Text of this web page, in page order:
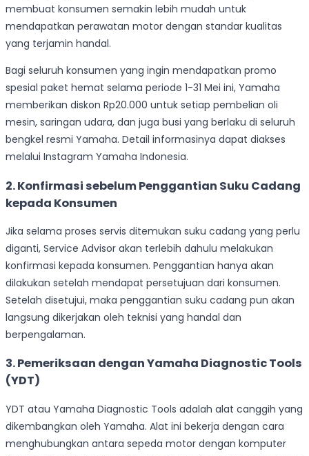
membuat konsumen semakin lebih mudah untuk
mendapatkan perawatan motor dengan standar kualitas
yang terjamin handal.
Bagi seluruh konsumen yang ingin mendapatkan promo
spesial paket hemat selama periode 1-31 Mei ini, Yamaha
memberikan diskon Rp20.000 untuk setiap pembelian oli
mesin, saringan udara, dan juga busi yang berlaku di seluruh
bengkel resmi Yamaha. Detail informasinya dapat diakses
melalui Instagram Yamaha Indonesia.
2. Konfirmasi sebelum Penggantian Suku Cadang
kepada Konsumen
Jika selama proses servis ditemukan suku cadang yang perlu
diganti, Service Advisor akan terlebih dahulu melakukan
konfirmasi kepada konsumen. Penggantian hanya akan
dilakukan setelah mendapat persetujuan dari konsumen.
Setelah disetujui, maka penggantian suku cadang pun akan
langsung dikerjakan oleh teknisi yang handal dan
berpengalaman.
3. Pemeriksaan dengan Yamaha Diagnostic Tools
(YDT)
YDT atau Yamaha Diagnostic Tools adalah alat canggih yang
dikembangkan oleh Yamaha. Alat ini bekerja dengan cara
menghubungkan antara sepeda motor dengan komputer